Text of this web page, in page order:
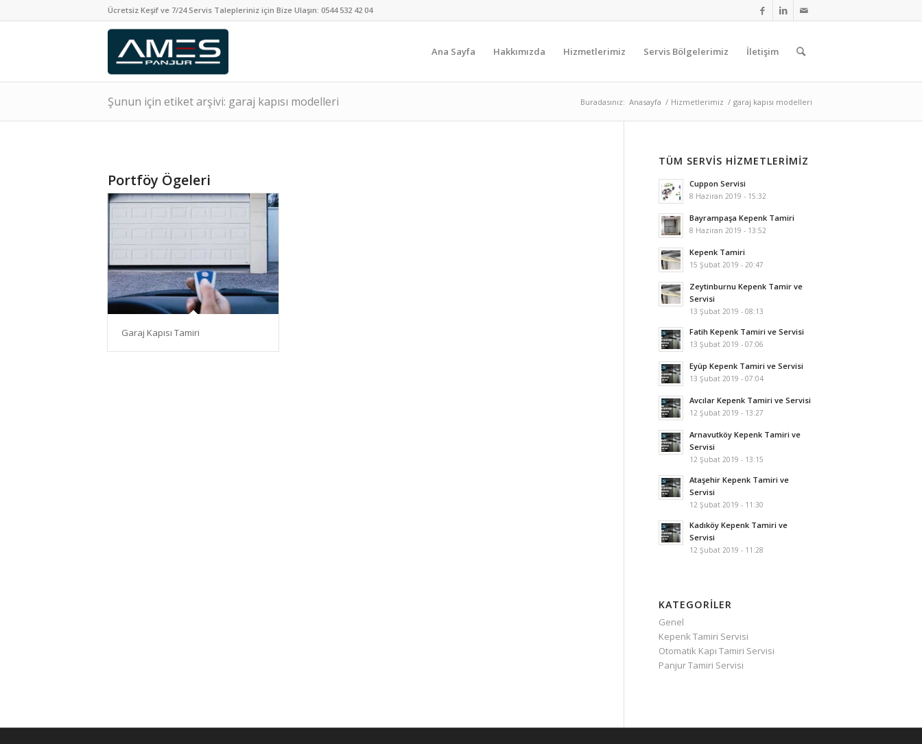
Ücretsiz Keşif ve 7/24 Servis Talepleriniz için Bize Ulaşın: 0544 532 42 04
Ana Sayfa Hakkımızda Hizmetlerimiz Servis Bölgelerimiz İletişim
Şunun için etiket arşivi: garaj kapısı modelleri Buradasınız: Anasayfa / Hizmetlerimiz / garaj kapısı modelleri
Portföy Ögeleri
Garaj Kapısı Tamiri
TÜM SERVIS HIZMETLERIMIZ
Cuppon Servisi
8 Haziran 2019 - 15:32
Bayrampaşa Kepenk Tamiri
8 Haziran 2019 - 13:52
Kepenk Tamiri
15 Şubat 2019 - 20:47
Zeytinburnu Kepenk Tamir ve
Servisi
13 Şubat 2019 - 08:13
Fatih Kepenk Tamiri ve Servisi
13 Şubat 2019 - 07:06
Eyüp Kepenk Tamiri ve Servisi
13 Şubat 2019 - 07:04
Avcılar Kepenk Tamiri ve Servisi
12 Şubat 2019 - 13:27
Arnavutköy Kepenk Tamiri ve
Servisi
12 Şubat 2019 - 13:15
Ataşehir Kepenk Tamiri ve
Servisi
12 Şubat 2019 - 11:30
Kadıköy Kepenk Tamiri ve
Servisi
12 Şubat 2019 - 11:28
KATEGORILER
Genel
Kepenk Tamiri Servisi
Otomatik Kapı Tamiri Servisi
Panjur Tamiri Servisi